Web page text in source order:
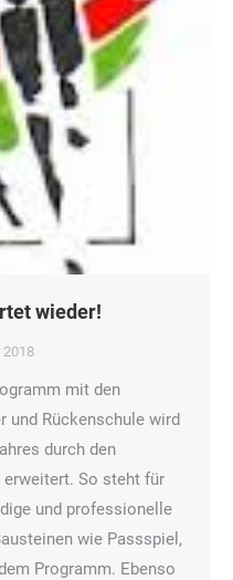
wieder!
2018
mit den
und Rückenschule wird
durch den
erweitert. So steht für
und professionelle
wie Passspiel,
Programm. Ebenso